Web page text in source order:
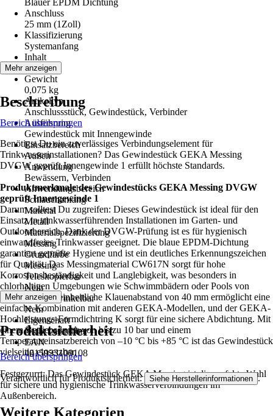
Blauer EPDM Dichtung
Anschluss
25 mm (1Zoll)
Klassifizierung
Systemanfang
Inhalt
1 Stück
Gewicht
0,075 kg
Artikeltyp
Anschlussstück, Gewindestück, Verbinder
Ausführung
Gewindestück mit Innengewinde
Einsatzbereich
Außen
Anwendung
Bewässern, Verbinden
Anwendungsbereich
Schlauchanfang
Material
Metall
Materialspezifizierung
Messing
Grundfarbe
Messing
Teleskopierbar
Nein
Kopf abwinkelbar
Nein
Eigenschaft
Nicht verstellbar
EAN
4015933109108
Mehr anzeigen
Beschreibung
Bereich überspringen
Benötigst Du ein zuverlässiges Verbindungselement für
Trinkwasserinstallationen? Das Gewindestück GEKA Messing
DVGW geprüft Innengewinde 1 erfüllt höchste Standards.
Produktmerkmale des Gewindestücks GEKA Messing DVGW
geprüft Innengewinde 1
Darum solltest Du zugreifen: Dieses Gewindestück ist ideal für den
Einsatz in trinkwasserführenden Installationen im Garten- und
Outdoorbereich. Dank der DVGW-Prüfung ist es für hygienisch
einwandfreies Trinkwasser geeignet. Die blaue EPDM-Dichtung
garantiert geprüfte Hygiene und ist ein deutliches Erkennungszeichen
für Qualität. Das Messingmaterial CW617N sorgt für hohe
Korrosionsbeständigkeit und Langlebigkeit, was besonders in
chlorhaltigen Umgebungen wie Schwimmbädern oder Pools von
Vorteil ist. Der einheitliche Klauenabstand von 40 mm ermöglicht eine
einfache Kombination mit anderen GEKA-Modellen, und der GEKA-
Hochleistungs-Formdichtring K sorgt für eine sichere Abdichtung. Mit
einem Betriebsdruck von bis zu 10 bar und einem
Temperatureinsatzbereich von –10 °C bis +85 °C ist das Gewindestück
vielseitig einsetzbar.
Festgezurrt: Das Gewindestück GEKA Messing ist die perfekte Wahl
für sichere und hygienische Trinkwasserverbindungen im
Außenbereich.
Mehr anzeigen
Produktsicherheit
Bereich überspringen
Verantwortlich für Produktsicherheit: Siehe Herstellerinformationen .
Weitere Kategorien